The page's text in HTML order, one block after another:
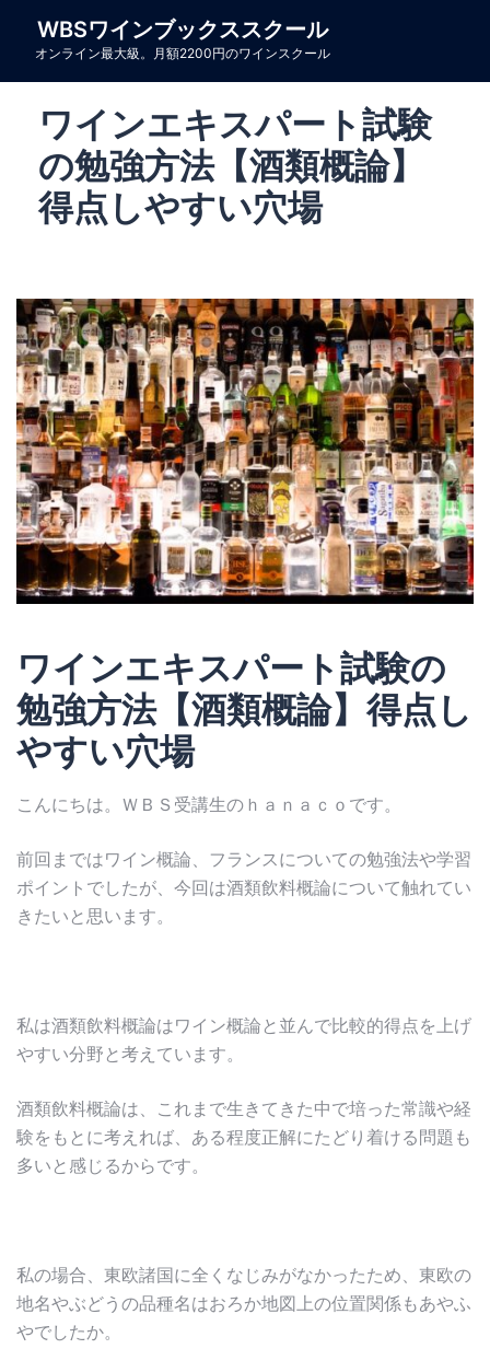
WBSワインブックススクール
オンライン最大級。月額2200円のワインスクール
ワインエキスパート試験
の勉強方法【酒類概論】
得点しやすい穴場
ワインエキスパート試験の
勉強方法【酒類概論】得点し
やすい穴場
こんにちは。ＷＢＳ受講生のｈａｎａｃｏです。
前回まではワイン概論、フランスについての勉強法や学習
ポイントでしたが、今回は酒類飲料概論について触れてい
きたいと思います。
私は酒類飲料概論はワイン概論と並んで比較的得点を上げ
やすい分野と考えています。
酒類飲料概論は、これまで生きてきた中で培った常識や経
験をもとに考えれば、ある程度正解にたどり着ける問題も
多いと感じるからです。
私の場合、東欧諸国に全くなじみがなかったため、東欧の
地名やぶどうの品種名はおろか地図上の位置関係もあやふ
やでしたか。